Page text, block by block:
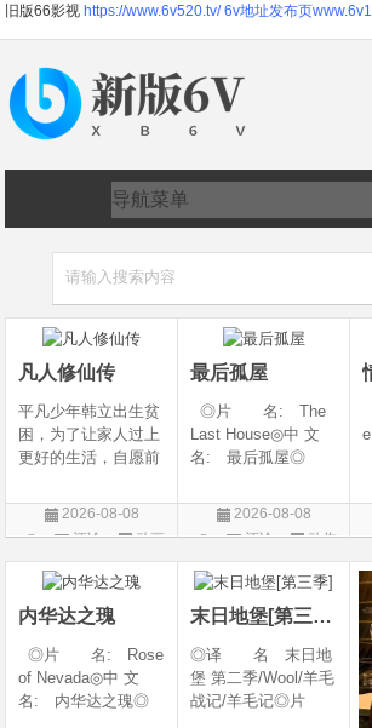
旧版66影视 https://www.6v520.tv/ 6v地址发布页
请输入搜索内容
凡人修仙传
平凡少年韩立出生贫
困，为了让家人过上
更好的生活，自愿前
核，最终被墨大夫收
入门下。 墨大夫一
养、传授医术，让韩
立对他非常感激，但
随着一同入
2026-08-08
评论
动画
片
最后孤屋
◎片 名: The
Last House◎中 文
名: 最后孤屋◎
Eleven Eight One S
even◎年 代: 2
国 / 法国 / 美国◎
类 别: 动作 /
2026-08-08
评论
动作
片
内华达之瑰
◎片 名: Rose
of Nevada◎中 文
名: 内华达之瑰◎
末日地堡[第三季]
◎译 名 末日地
堡 第二季/Wool/羊毛
战记/羊毛记◎片